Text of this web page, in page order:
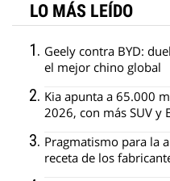
LO MÁS LEÍDO
Geely contra BYD:
el mejor chino global
Kia apunta a 65.000
2026, con más SUV y
Pragmatismo para la
receta de los